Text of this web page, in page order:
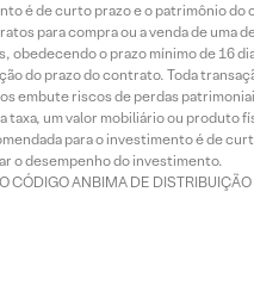
é de curto prazo e o patrimônio
para compra ou a venda de uma
o prazo mínimo de 16
do prazo do contrato. Toda
embute riscos de perdas
taxa, um valor mobiliário ou
para o investimento é de
o desempenho do investimento.
CÓDIGO ANBIMA DE